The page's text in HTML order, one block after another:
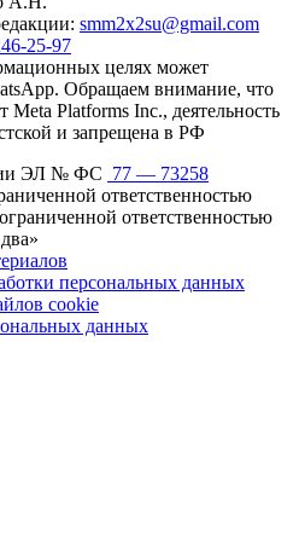
smm2x2su@gmail.com
25-97
целях может
Обращаем внимание, что
Platforms Inc., деятельность
и запрещена в РФ
ЭЛ № ФС 77 — 73258
ответственностью
ответственностью
персональных данных
cookie
данных